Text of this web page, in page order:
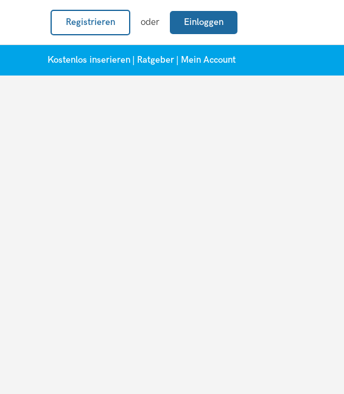
Registrieren oder Einloggen
Kostenlos inserieren Ratgeber Mein Account